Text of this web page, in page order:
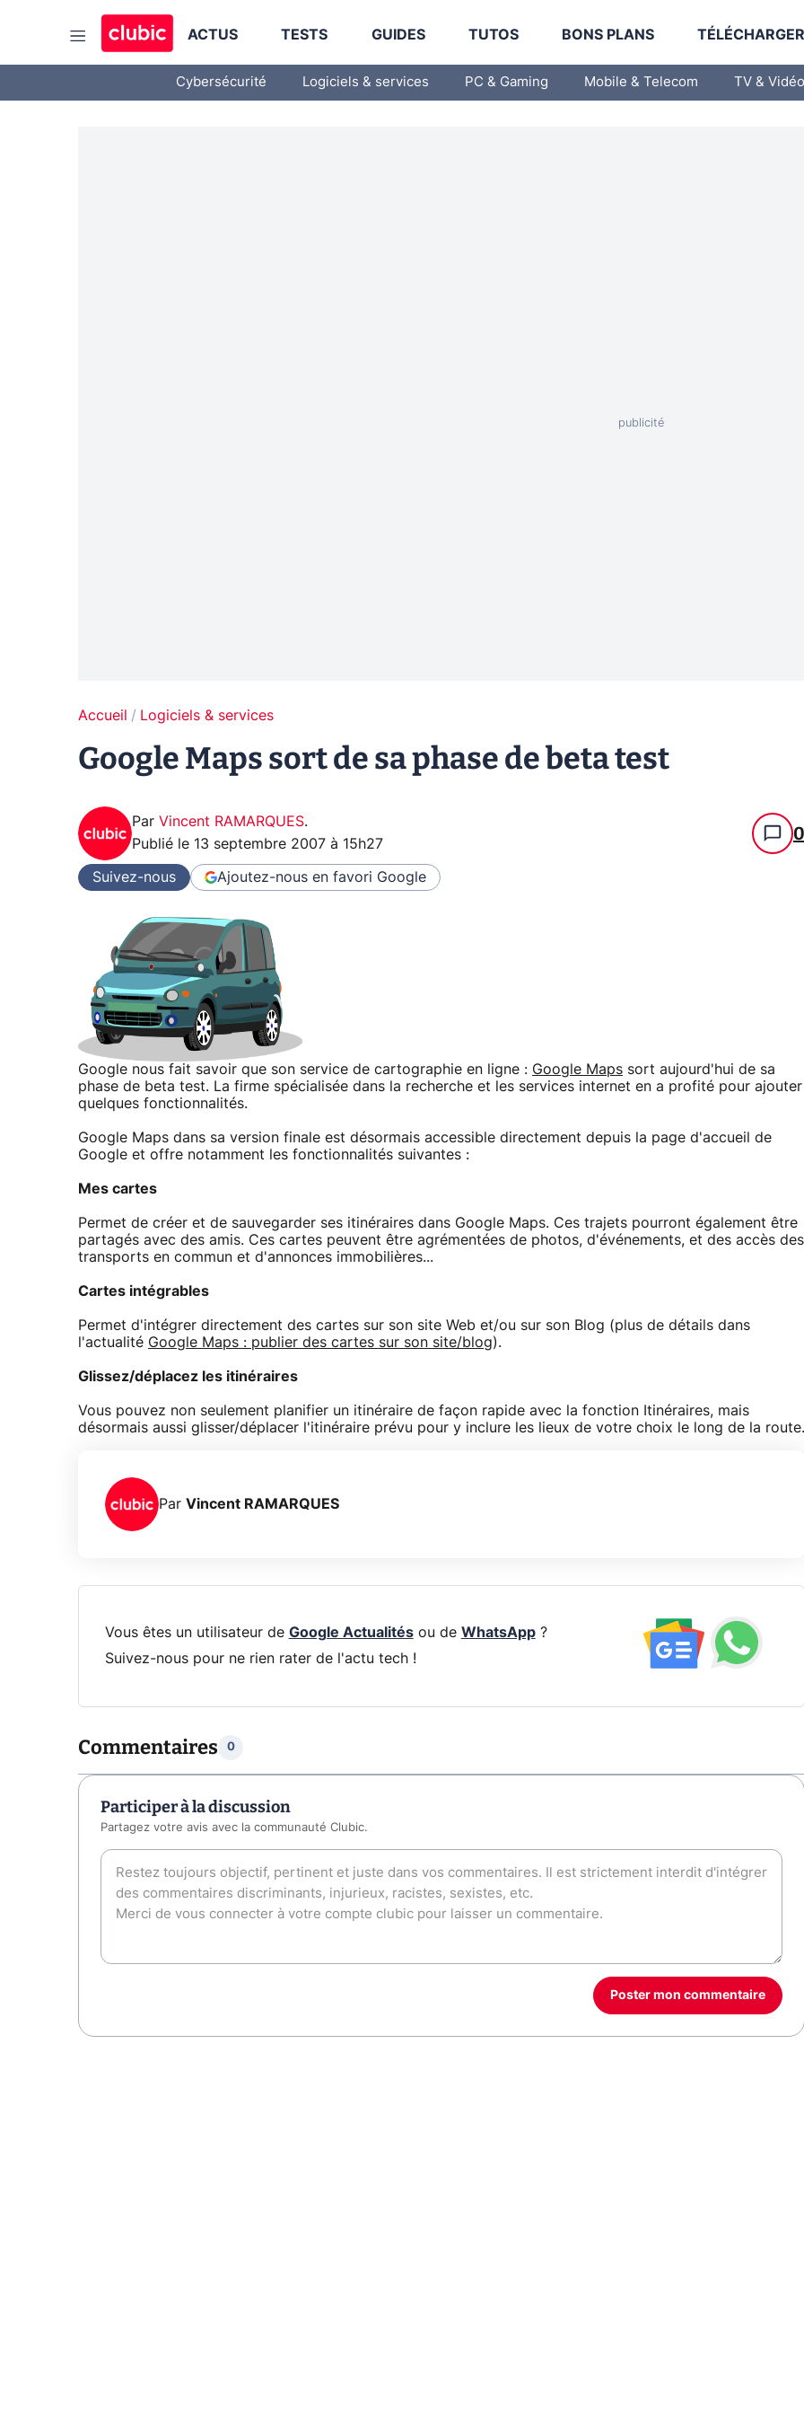
ACTUS TESTS GUIDES TUTOS BONS PLANS
Cybersécurité Logiciels & services PC & Gaming Mobile & Telecom TV & Vidéo
Accueil Logiciels & services
Google Maps sort de sa phase de beta test
Par Vincent RAMARQUES.
Publié le 13 septembre 2007 à 15h27 0
Suivez-nous Ajoutez-nous en favori Google
Google nous fait savoir que son service de cartographie en ligne : Google Maps sort aujourd'hui de sa
phase de beta test. La firme spécialisée dans la recherche et les services internet en a profité pour ajouter
quelques fonctionnalités.
Google Maps dans sa version finale est désormais accessible directement depuis la page d'accueil de
Google et offre notamment les fonctionnalités suivantes :
Mes cartes
Permet de créer et de sauvegarder ses itinéraires dans Google Maps. Ces trajets pourront également être
partagés avec des amis. Ces cartes peuvent être agrémentées de photos, d'événements, et des accès des
transports en commun et d'annonces immobilières...
Cartes intégrables
Permet d'intégrer directement des cartes sur son site Web et/ou sur son Blog (plus de détails dans
l'actualité Google Maps : publier des cartes sur son site/blog).
Glissez/déplacez les itinéraires
Vous pouvez non seulement planifier un itinéraire de façon rapide avec la fonction Itinéraires, mais
désormais aussi glisser/déplacer l'itinéraire prévu pour y inclure les lieux de votre choix le long de la route.
Par Vincent RAMARQUES
Vous êtes un utilisateur de Google Actualitésou de WhatsApp?
Suivez-nous pour ne rien rater de l'actu tech !
Commentaires 0
Participer à la discussion
Partagez votre avis avec la communauté Clubic.
Poster mon commentaire